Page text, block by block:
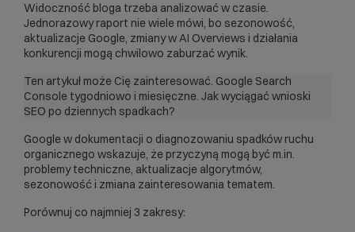
Widoczność bloga trzeba analizować w czasie.
Jednorazowy raport nie wiele mówi, bo sezonowość,
aktualizacje Google, zmiany w AI Overviews i działania
konkurencji mogą chwilowo zaburzać wynik.
Ten artykuł może Cię zainteresować. Google Search
Console tygodniowo i miesięczne. Jak wyciągać wnioski
SEO po dziennych spadkach?
Google w dokumentacji o diagnozowaniu spadków ruchu
organicznego wskazuje, że przyczyną mogą być m.in.
problemy techniczne, aktualizacje algorytmów,
sezonowość i zmiana zainteresowania tematem.
Porównuj co najmniej 3 zakresy: